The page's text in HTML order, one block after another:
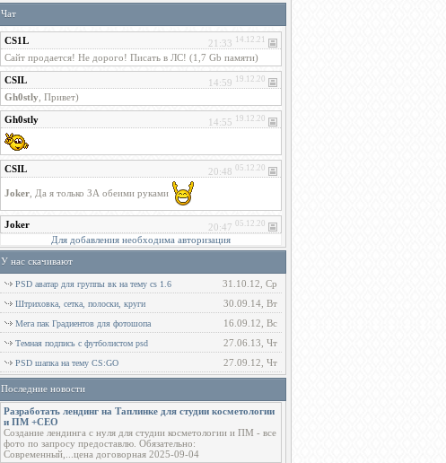
Чат
Для добавления необходима авторизация
У нас скачивают
31.10.12, Ср
PSD аватар для группы вк на тему cs 1.6
30.09.14, Вт
Штриховка, сетка, полоски, круги
16.09.12, Вс
Мега пак Градиентов для фотошопа
27.06.13, Чт
Темная подпись с футболистом psd
27.09.12, Чт
PSD шапка на тему CS:GO
Последние новости
Разработать лендинг на Таплинке для студии косметологии
и ПМ +СЕО
Создание лендинга с нуля для студии косметологии и ПМ - все
фото по запросу предоставлю. Обязательно:
Современный,...цена договорная 2025-09-04